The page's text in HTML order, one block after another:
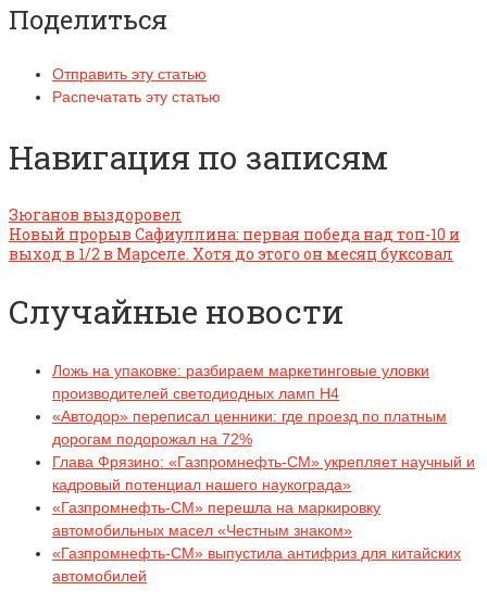
Поделиться
Отправить эту статью
Распечатать эту статью
Навигация по записям
Зюганов выздоровел
Новый прорыв Сафиуллина: первая победа над топ-10 и
выход в 1/2 в Марселе. Хотя до этого он месяц буксовал
Случайные новости
Ложь на упаковке: разбираем маркетинговые уловки
производителей светодиодных ламп H4
«Автодор» переписал ценники: где проезд по платным
дорогам подорожал на 72%
Глава Фрязино: «Газпромнефть-СМ» укрепляет научный и
кадровый потенциал нашего наукограда»
«Газпромнефть-СМ» перешла на маркировку
автомобильных масел «Честным знаком»
«Газпромнефть-СМ» выпустила антифриз для китайских
автомобилей